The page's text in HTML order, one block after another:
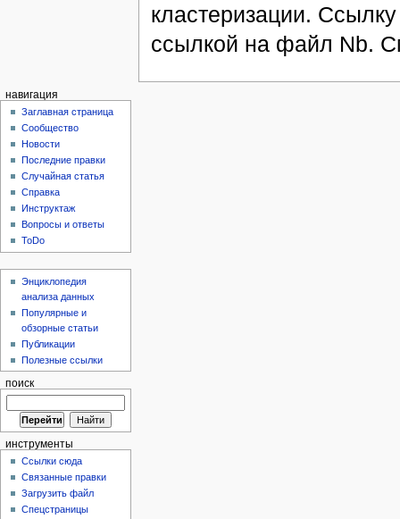
кластеризации.
ссылкой на файл Nb.
навигация
Заглавная страница
Сообщество
Новости
Последние правки
Случайная статья
Справка
Инструктаж
Вопросы и ответы
ToDo
Энциклопедия
анализа данных
Популярные и
обзорные статьи
Публикации
Полезные ссылки
поиск
инструменты
Ссылки сюда
Связанные правки
Загрузить файл
Спецстраницы